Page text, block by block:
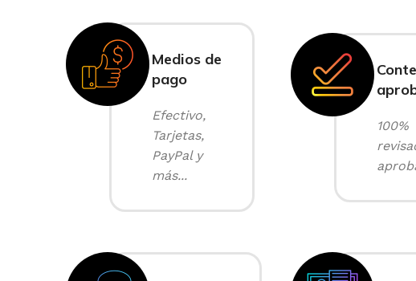
Medios de
pago
Efectivo,
Tarjetas,
PayPal y
más...
100%